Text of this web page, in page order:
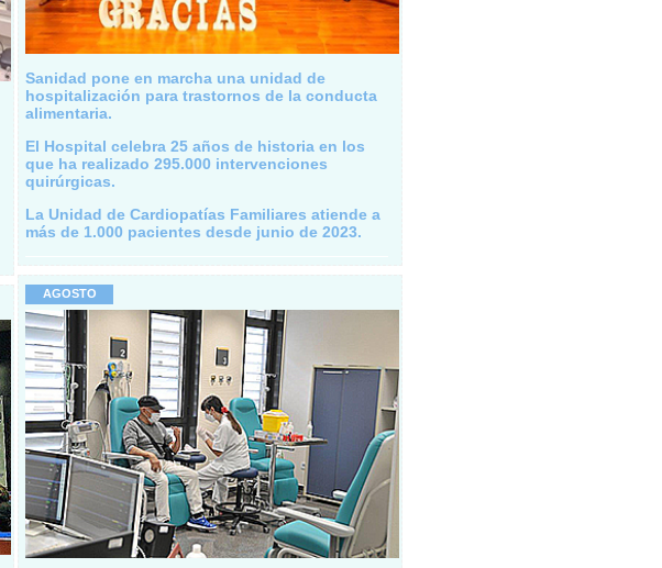
Sanidad pone en marcha una unidad de
hospitalización para trastornos de la conducta
alimentaria.
El Hospital celebra 25 años de historia en los
que ha realizado 295.000 intervenciones
quirúrgicas.
La Unidad de Cardiopatías Familiares atiende a
más de 1.000 pacientes desde junio de 2023.
AGOSTO